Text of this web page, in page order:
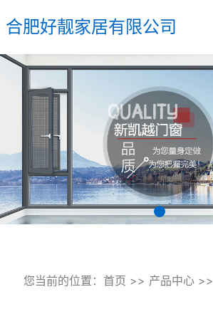
合肥好靓家居有限公司
您当前的位置： 首页 >> 产品中心>>